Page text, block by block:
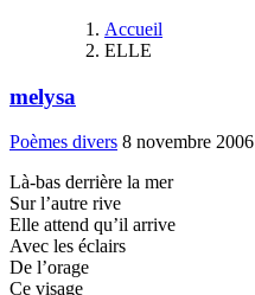
Accueil
ELLE
melysa
Poèmes divers 8 novembre 2006
Là-bas derrière la mer
Sur l’autre rive
Elle attend qu’il arrive
Avec les éclairs
De l’orage
Ce visage